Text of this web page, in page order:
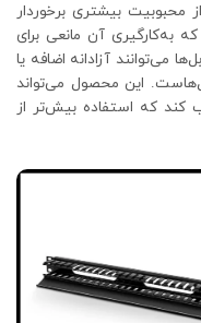
یک یونیت و 2 یونیت از محبوبیت بیشتری برخوردار
به‌کارگیری آن مانعی برای
می‌توانند آزادانه اضافه یا
این محصول می‌تواند
کند که استفاده بیش‌تر از